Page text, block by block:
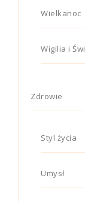
Wielkanoc
Wigilia i
Zdrowie
Styl życia
Umysł